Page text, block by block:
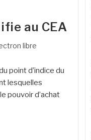
au CEA
libre
point d’indice du
lesquelles
pouvoir d’achat